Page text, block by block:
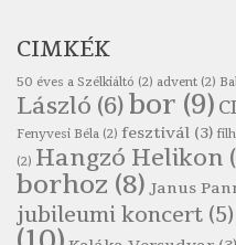
Szélkiáltó
Robert Burns: Árpa
Szélkiáltó
Robert Burns: Most
Szélkiáltó
Robert Burns: Most
Szélkiáltó
CIMKÉK
50 éves a Szélkiáltó (2) advent (2)
László (6)bor (9)
Fenyvesi Béla (2) fesztivál (3)
(2) Hangzó Helikon
borhoz (8) Janus
jubileumi koncert (5)